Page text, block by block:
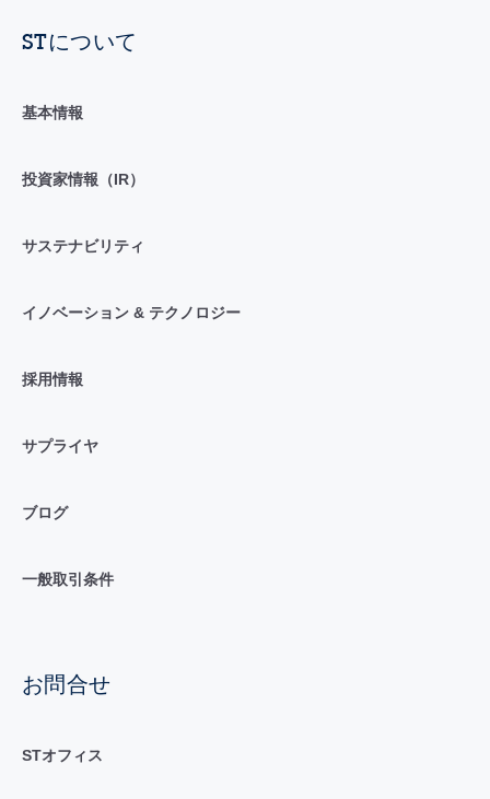
STについて
基本情報
投資家情報（IR）
サステナビリティ
イノベーション & テクノロジー
採用情報
サプライヤ
ブログ
一般取引条件
お問合せ
STオフィス